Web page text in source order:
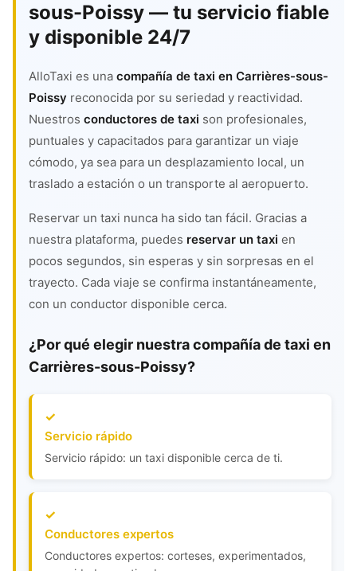
sous-Poissy — tu servicio fiable
y disponible 24/7
AlloTaxi es una compañía de taxi en Carrières-sous-
Poissy reconocida por su seriedad y reactividad.
Nuestros conductores de taxi son profesionales,
puntuales y capacitados para garantizar un viaje
cómodo, ya sea para un desplazamiento local, un
traslado a estación o un transporte al aeropuerto.
Reservar un taxi nunca ha sido tan fácil. Gracias a
nuestra plataforma, puedes reservar un taxi en
pocos segundos, sin esperas y sin sorpresas en el
trayecto. Cada viaje se confirma instantáneamente,
con un conductor disponible cerca.
¿Por qué elegir nuestra compañía de taxi en
Carrières-sous-Poissy?
Servicio rápido
Servicio rápido: un taxi disponible cerca de ti.
Conductores expertos
Conductores expertos: corteses, experimentados,